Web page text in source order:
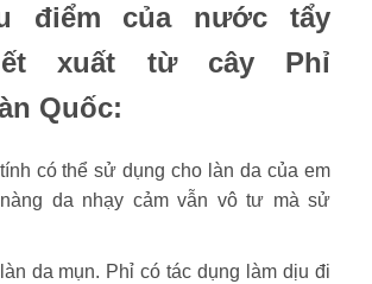
điểm của nước tẩy
xuất từ cây Phỉ
Quốc:
có thể sử dụng cho làn da của em
da nhạy cảm vẫn vô tư mà sử
da mụn. Phỉ có tác dụng làm dịu đi